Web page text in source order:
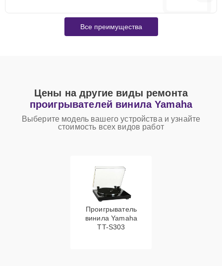
Все преимущества
Цены на другие виды ремонта
проигрывателей винила Yamaha
Выберите модель вашего устройства и узнайте
стоимость всех видов работ
Проигрыватель
винила Yamaha
TT-S303